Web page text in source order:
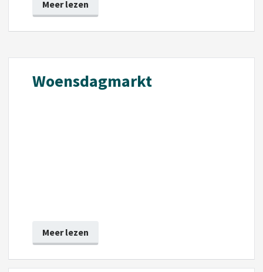
Meer lezen
Woensdagmarkt
Meer lezen